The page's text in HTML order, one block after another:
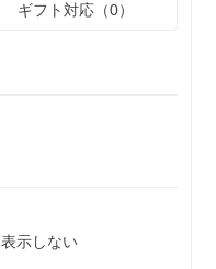
ギフト対応（0）
表示しない